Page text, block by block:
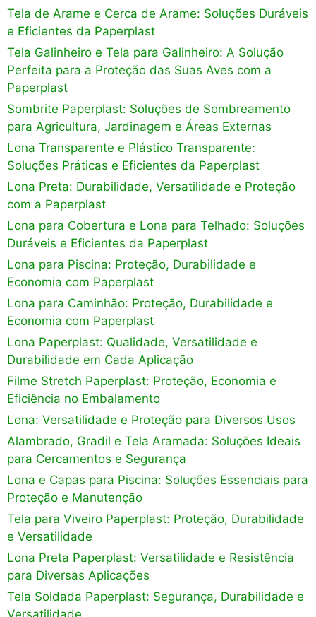
Tela de Arame e Cerca de Arame: Soluções Duráveis
e Eficientes da Paperplast
Tela Galinheiro e Tela para Galinheiro: A Solução
Perfeita para a Proteção das Suas Aves com a
Paperplast
Sombrite Paperplast: Soluções de Sombreamento
para Agricultura, Jardinagem e Áreas Externas
Lona Transparente e Plástico Transparente:
Soluções Práticas e Eficientes da Paperplast
Lona Preta: Durabilidade, Versatilidade e Proteção
com a Paperplast
Lona para Cobertura e Lona para Telhado: Soluções
Duráveis e Eficientes da Paperplast
Lona para Piscina: Proteção, Durabilidade e
Economia com Paperplast
Lona para Caminhão: Proteção, Durabilidade e
Economia com Paperplast
Lona Paperplast: Qualidade, Versatilidade e
Durabilidade em Cada Aplicação
Filme Stretch Paperplast: Proteção, Economia e
Eficiência no Embalamento
Lona: Versatilidade e Proteção para Diversos Usos
Alambrado, Gradil e Tela Aramada: Soluções Ideais
para Cercamentos e Segurança
Lona e Capas para Piscina: Soluções Essenciais para
Proteção e Manutenção
Tela para Viveiro Paperplast: Proteção, Durabilidade
e Versatilidade
Lona Preta Paperplast: Versatilidade e Resistência
para Diversas Aplicações
Tela Soldada Paperplast: Segurança, Durabilidade e
Versatilidade